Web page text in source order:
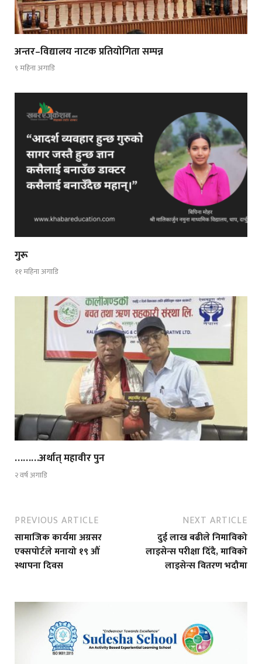
अन्तर–विद्यालय नाटक प्रतियोगिता सम्पन्न
९ महिना अगाडि
गुरू
११ महिना अगाडि
………अर्थात् महावीर पुन
२ वर्ष अगाडि
PREVIOUS ARTICLE
सामाजिक कार्यमा अग्रसर
एक्सपोर्टले मनायो १९ औं
स्थापना दिवस
NEXT ARTICLE
दुई लाख बढीले निमाविको
लाइसेन्स परीक्षा दिँदै, माविको
लाइसेन्स वितरण भदौमा